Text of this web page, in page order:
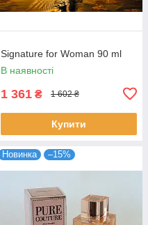
Signature for Woman 90 ml
В наявності
1 361 ₴ 1 602 ₴
Купити
Новинка –15%